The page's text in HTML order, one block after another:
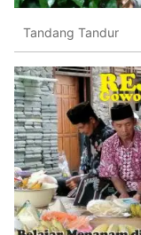
Tandang Tandur